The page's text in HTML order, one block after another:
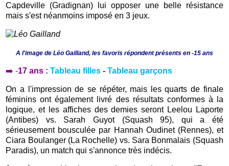
Capdeville (Gradignan) lui opposer une belle résistance
mais s'est néanmoins imposé en 3 jeux.
A l'image de Léo Gailland, les favoris répondent présents en -15 ans
➡️ -17 ans :Tableau filles -Tableau garçons
On a l'impression de se répéter, mais les quarts de finale
féminins ont également livré des résultats conformes à la
logique, et les affiches des demies seront Leelou Laporte
(Antibes) vs. Sarah Guyot (Squash 95), qui a été
sérieusement bousculée par Hannah Oudinet (Rennes), et
Ciara Boulanger (La Rochelle) vs. Sara Bonmalais (Squash
Paradis), un match qui s'annonce très indécis.